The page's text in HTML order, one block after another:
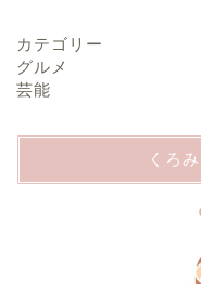
カテゴリー
グルメ
芸能
くろ